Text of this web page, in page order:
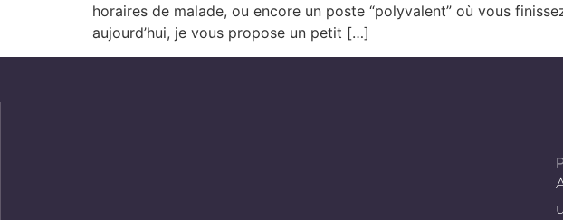
horaires de malade, ou encore un poste “polyvalent” où vous
aujourd’hui, je vous propose un petit […]